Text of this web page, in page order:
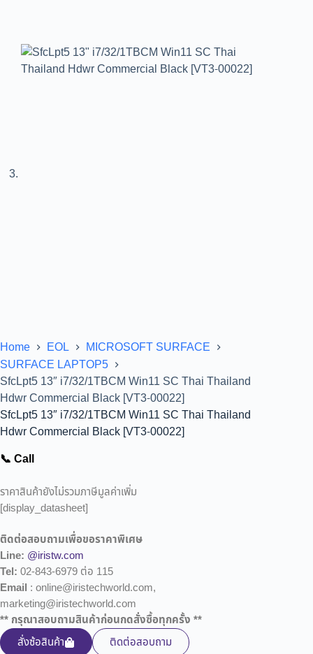
Home EOL
MICROSOFT SURFACE
SURFACE LAPTOP5
SfcLpt5 13″ i7/32/1TBCM Win11 SC Thai Thailand
Hdwr Commercial Black [VT3-00022]
SfcLpt5 13″ i7/32/1TBCM Win11 SC Thai Thailand
Hdwr Commercial Black [VT3-00022]
📞 Call
ราคาสินค้ายังไม่รวมภาษีมูลค่าเพิ่ม
[display_datasheet]
ติดต่อสอบถามเพื่อขอราคาพิเศษ
Line: @iristw.com
Tel: 02-843-6979 ต่อ 115
Email : online@iristechworld.com,
marketing@iristechworld.com
** กรุณาสอบถามสินค้าก่อนกดสั่งซื้อทุกครั้ง **
สั่งซ้อสินค้า
ติดต่อสอบถาม